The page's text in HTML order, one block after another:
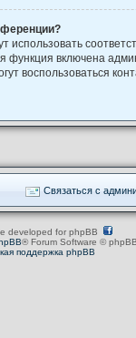
использовать
функция включена
воспользоваться
Связаться с
developed for phpBB
® Forum Software ©
поддержка phpBB